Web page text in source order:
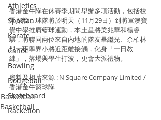
Athletics
Spartan
Karate
Canoe
Bowling
Dodgeball
Skateboard
Racketlon
香港金牛隊在休賽季期間舉辦多項活動，包括校
園探訪，球隊將於明天（11月29日）到將軍澳寶
覺中學推廣籃球運動，本土星將梁兆華和楊睿
騏，將聯同兩位來自內地的隊友畢繼光、余柏林
與一班學界小將近距離接觸，化身「一日教
練」，落場與學生打波，更會大派禮物。
資料及相片來源 : N Square Company Limited /
香港金牛籃球隊
Basketball
Basketball